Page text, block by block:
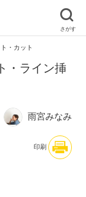
・カット
・ライン挿
雨宮みなみ
印刷